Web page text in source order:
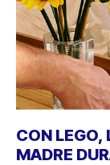
CON LEGO,
MADRE